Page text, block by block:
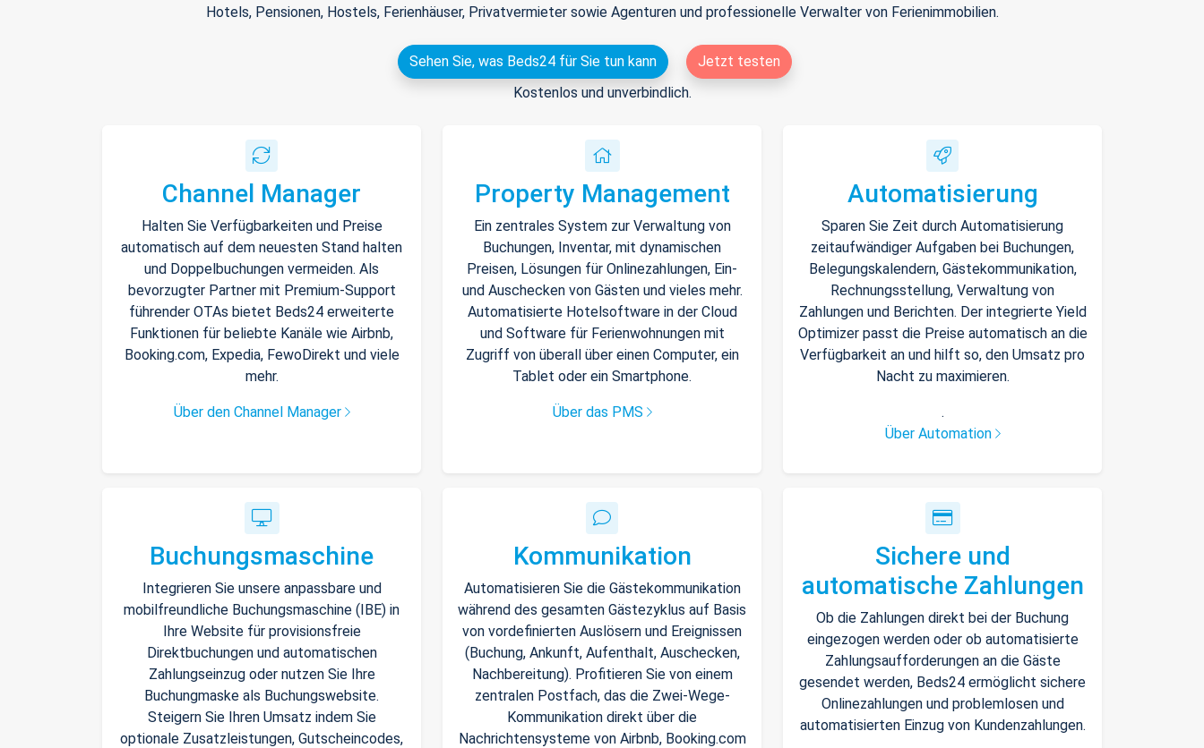
Hotels, Pensionen, Hostels, Ferienhäuser, Privatvermieter sowie Agenturen und professionelle Verwalter von Ferienimmobilien.
Sehen Sie, was Beds24 für Sie tun kann
Jetzt testen
Kostenlos und unverbindlich.
Channel Manager
Halten Sie Verfügbarkeiten und Preise
automatisch auf dem neuesten Stand halten
und Doppelbuchungen vermeiden. Als
bevorzugter Partner mit Premium-Support
führender OTAs bietet Beds24 erweiterte
Funktionen für beliebte Kanäle wie Airbnb,
Booking.com, Expedia, FewoDirekt und viele
mehr.
Über den Channel Manager
Property Management
Ein zentrales System zur Verwaltung von
Buchungen, Inventar, mit dynamischen
Preisen, Lösungen für Onlinezahlungen, Ein-
und Auschecken von Gästen und vieles mehr.
Automatisierte Hotelsoftware in der Cloud
und Software für Ferienwohnungen mit
Zugriff von überall über einen Computer, ein
Tablet oder ein Smartphone.
Über das PMS
Automatisierung
Sparen Sie Zeit durch Automatisierung
zeitaufwändiger Aufgaben bei Buchungen,
Belegungskalendern, Gästekommunikation,
Rechnungsstellung, Verwaltung von
Zahlungen und Berichten. Der integrierte Yield
Optimizer passt die Preise automatisch an die
Verfügbarkeit an und hilft so, den Umsatz pro
Nacht zu maximieren.
.
Über Automation
Buchungsmaschine
Integrieren Sie unsere anpassbare und
mobilfreundliche Buchungsmaschine (IBE) in
Ihre Website für provisionsfreie
Direktbuchungen und automatischen
Zahlungseinzug oder nutzen Sie Ihre
Buchungmaske als Buchungswebsite.
Steigern Sie Ihren Umsatz indem Sie
optionale Zusatzleistungen, Gutscheincodes,
Kommunikation
Automatisieren Sie die Gästekommunikation
während des gesamten Gästezyklus auf Basis
von vordefinierten Auslösern und Ereignissen
(Buchung, Ankunft, Aufenthalt, Auschecken,
Nachbereitung). Profitieren Sie von einem
zentralen Postfach, das die Zwei-Wege-
Kommunikation direkt über die
Nachrichtensysteme von Airbnb, Booking.com
Sichere und
automatische Zahlungen
Ob die Zahlungen direkt bei der Buchung
eingezogen werden oder ob automatisierte
Zahlungsaufforderungen an die Gäste
gesendet werden, Beds24 ermöglicht sichere
Onlinezahlungen und problemlosen und
automatisierten Einzug von Kundenzahlungen.